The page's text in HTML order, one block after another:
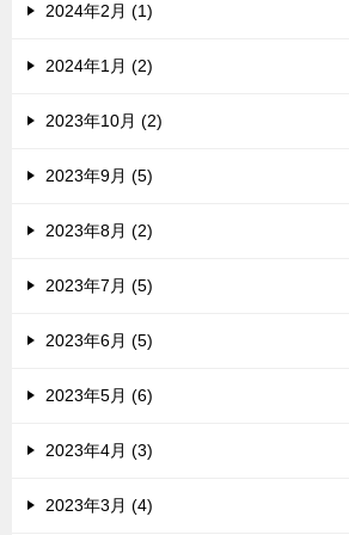
2024年2月 (1)
2024年1月 (2)
2023年10月 (2)
2023年9月 (5)
2023年8月 (2)
2023年7月 (5)
2023年6月 (5)
2023年5月 (6)
2023年4月 (3)
2023年3月 (4)